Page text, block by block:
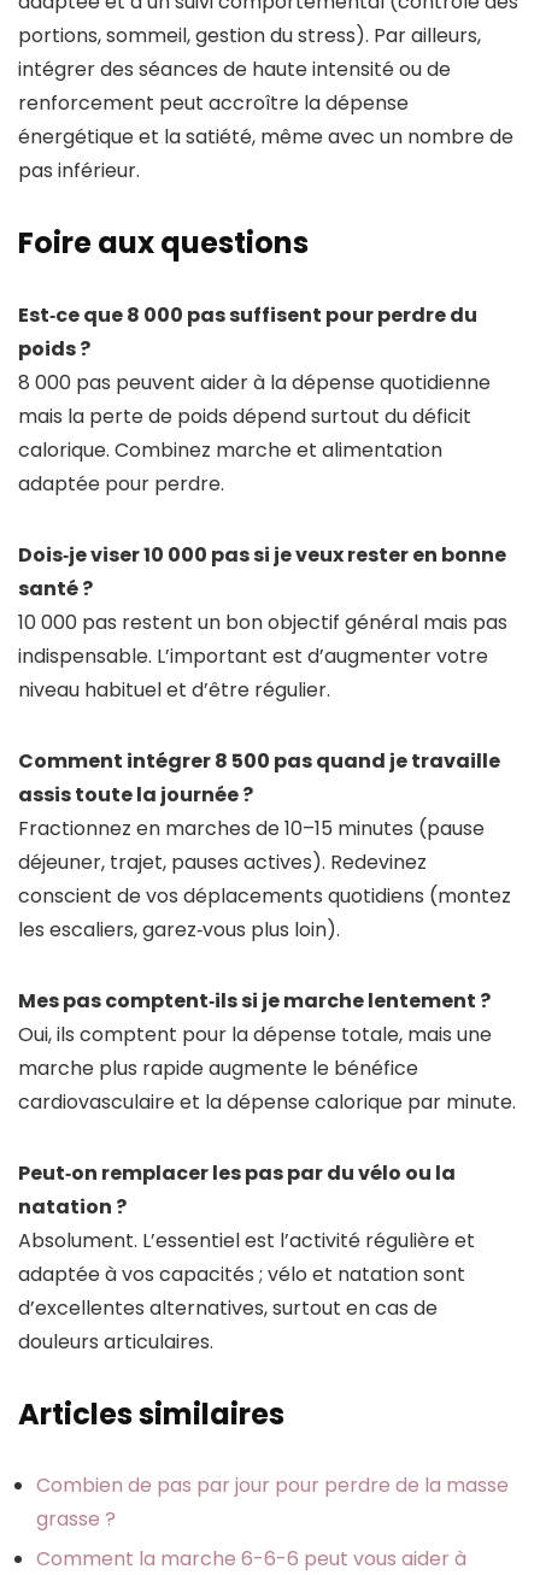
portions, sommeil, gestion du stress). Par ailleurs,
intégrer des séances de haute intensité ou de
renforcement peut accroître la dépense
énergétique et la satiété, même avec un nombre de
pas inférieur.
Foire aux questions
Est‑ce que 8 000 pas suffisent pour perdre du
poids ?
8 000 pas peuvent aider à la dépense quotidienne
mais la perte de poids dépend surtout du déficit
calorique. Combinez marche et alimentation
adaptée pour perdre.
Dois‑je viser 10 000 pas si je veux rester en bonne
santé ?
10 000 pas restent un bon objectif général mais pas
indispensable. L’important est d’augmenter votre
niveau habituel et d’être régulier.
Comment intégrer 8 500 pas quand je travaille
assis toute la journée ?
Fractionnez en marches de 10–15 minutes (pause
déjeuner, trajet, pauses actives). Redevinez
conscient de vos déplacements quotidiens (montez
les escaliers, garez‑vous plus loin).
Mes pas comptent‑ils si je marche lentement ?
Oui, ils comptent pour la dépense totale, mais une
marche plus rapide augmente le bénéfice
cardiovasculaire et la dépense calorique par minute.
Peut‑on remplacer les pas par du vélo ou la
natation ?
Absolument. L’essentiel est l’activité régulière et
adaptée à vos capacités ; vélo et natation sont
d’excellentes alternatives, surtout en cas de
douleurs articulaires.
Articles similaires
Combien de pas par jour pour perdre de la masse
grasse ?
Comment la marche 6-6-6 peut vous aider à